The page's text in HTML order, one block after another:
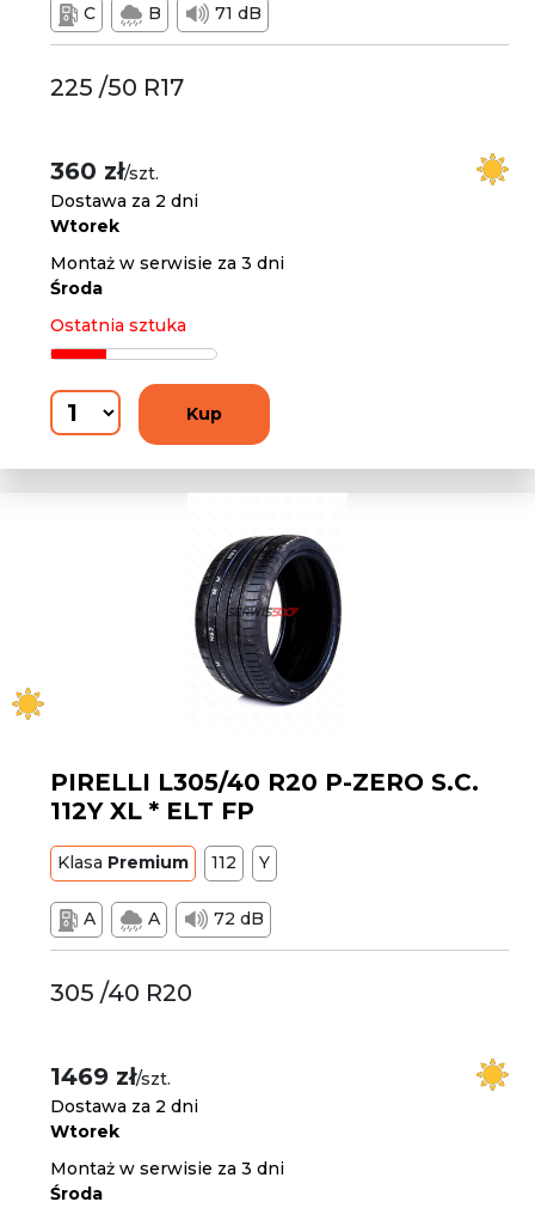
C B 71 dB
225 /50 R17
360 zł/szt.
Dostawa za 2 dni
Wtorek
Montaż w serwisie za 3 dni
Środa
Ostatnia sztuka
Kup
PIRELLI L305/40 R20 P-ZERO S.C.
112Y XL * ELT FP
Klasa Premium 112 Y
A A 72 dB
305 /40 R20
1469 zł/szt.
Dostawa za 2 dni
Wtorek
Montaż w serwisie za 3 dni
Środa